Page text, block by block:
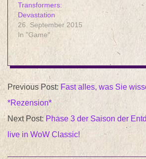
Transformers:
Devastation
26. September 2015
In "Game"
2024-
04-
07
Previous Post: Fast alles, was Sie
*Rezension*
Next Post: Phase 3 der Saison der
live in WoW Classic!